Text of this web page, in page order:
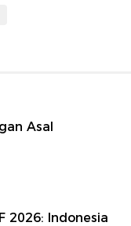
Asal
2026: Indonesia